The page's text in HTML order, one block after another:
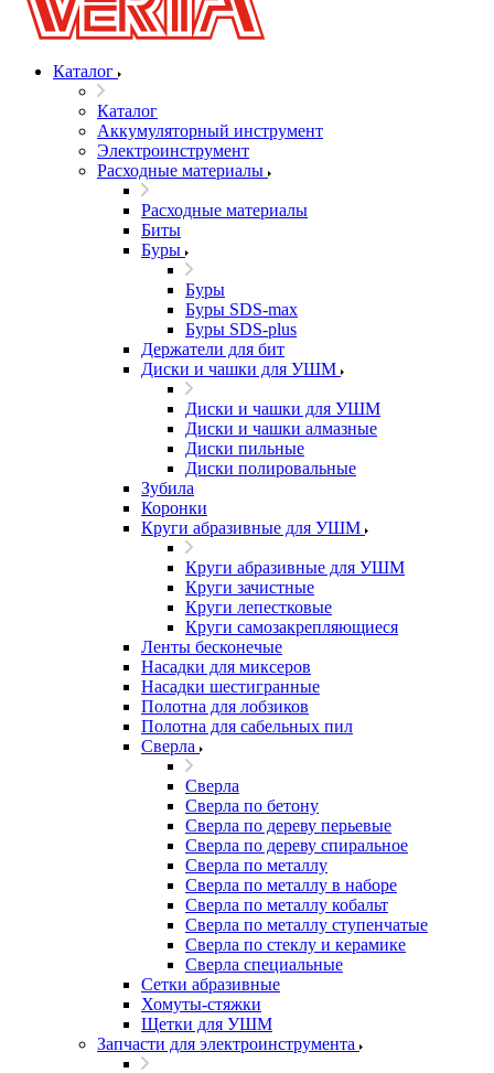
Каталог
Каталог
Аккумуляторный инструмент
Электроинструмент
Расходные материалы
Расходные материалы
Биты
Буры
Буры
Буры SDS-max
Буры SDS-plus
Держатели для бит
Диски и чашки для УШМ
Диски и чашки для УШМ
Диски и чашки алмазные
Диски пильные
Диски полировальные
Зубила
Коронки
Круги абразивные для УШМ
Круги абразивные для УШМ
Круги зачистные
Круги лепестковые
Круги самозакрепляющиеся
Ленты бесконечые
Насадки для миксеров
Насадки шестигранные
Полотна для лобзиков
Полотна для сабельных пил
Сверла
Сверла
Сверла по бетону
Сверла по дереву перьевые
Сверла по дереву спиральное
Сверла по металлу
Сверла по металлу в наборе
Сверла по металлу кобальт
Сверла по металлу ступенчатые
Сверла по стеклу и керамике
Сверла специальные
Сетки абразивные
Хомуты-стяжки
Щетки для УШМ
Запчасти для электроинструмента